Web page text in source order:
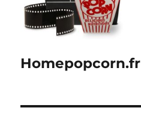
Homepopcorn.fr